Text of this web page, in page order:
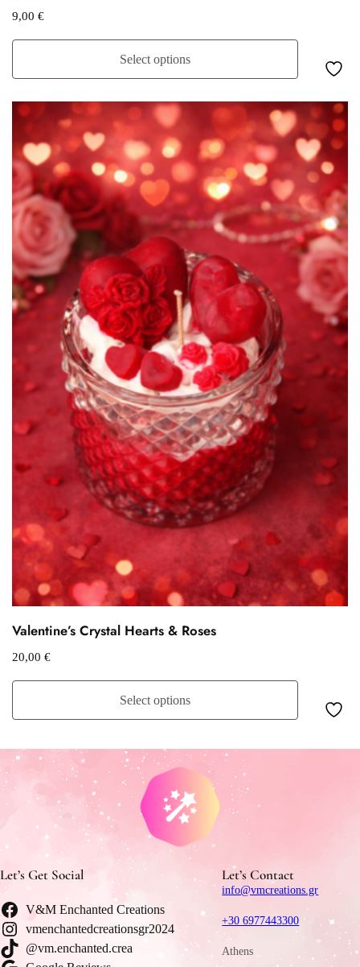
9,00 €
Select options
Valentine’s Crystal Hearts & Roses
20,00 €
Select options
Let’s Get Social
V&M Enchanted Creations
vmenchantedcreationsgr2024
@vm.enchanted.crea
Let’s Contact
info@vmcreations.gr
+30 6977443300
Athens